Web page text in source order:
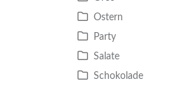
Ostern
Party
Salate
Schokolade